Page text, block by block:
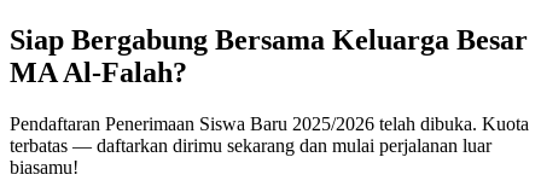
Siap Bergabung Bersama Keluarga Besar
MA Al-Falah?
Pendaftaran Penerimaan Siswa Baru 2025/2026 telah dibuka. Kuota
terbatas — daftarkan dirimu sekarang dan mulai perjalanan luar
biasamu!